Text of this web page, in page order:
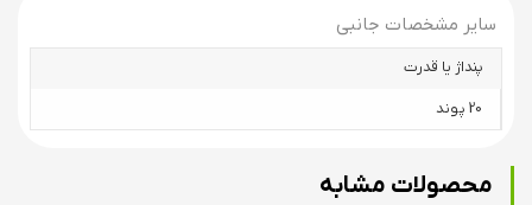
سایر مشخصات جانبی
پنداژ یا قدرت
20 پوند
محصولات مشابه